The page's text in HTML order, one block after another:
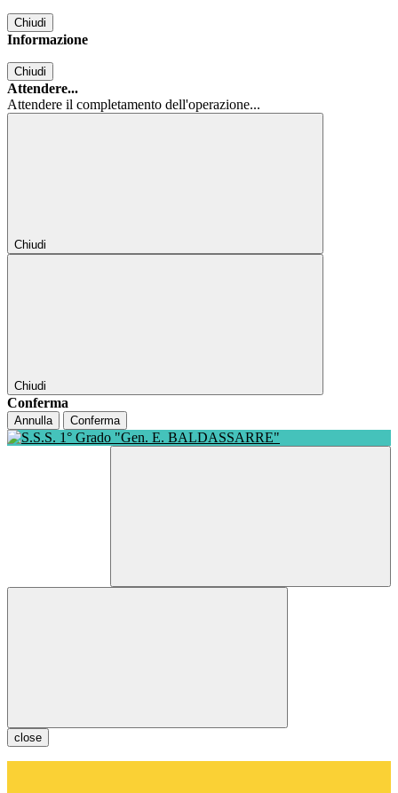
Chiudi
Informazione
Chiudi
Attendere...
Attendere il completamento dell'operazione...
Chiudi
Chiudi
Conferma
Annulla Conferma
close